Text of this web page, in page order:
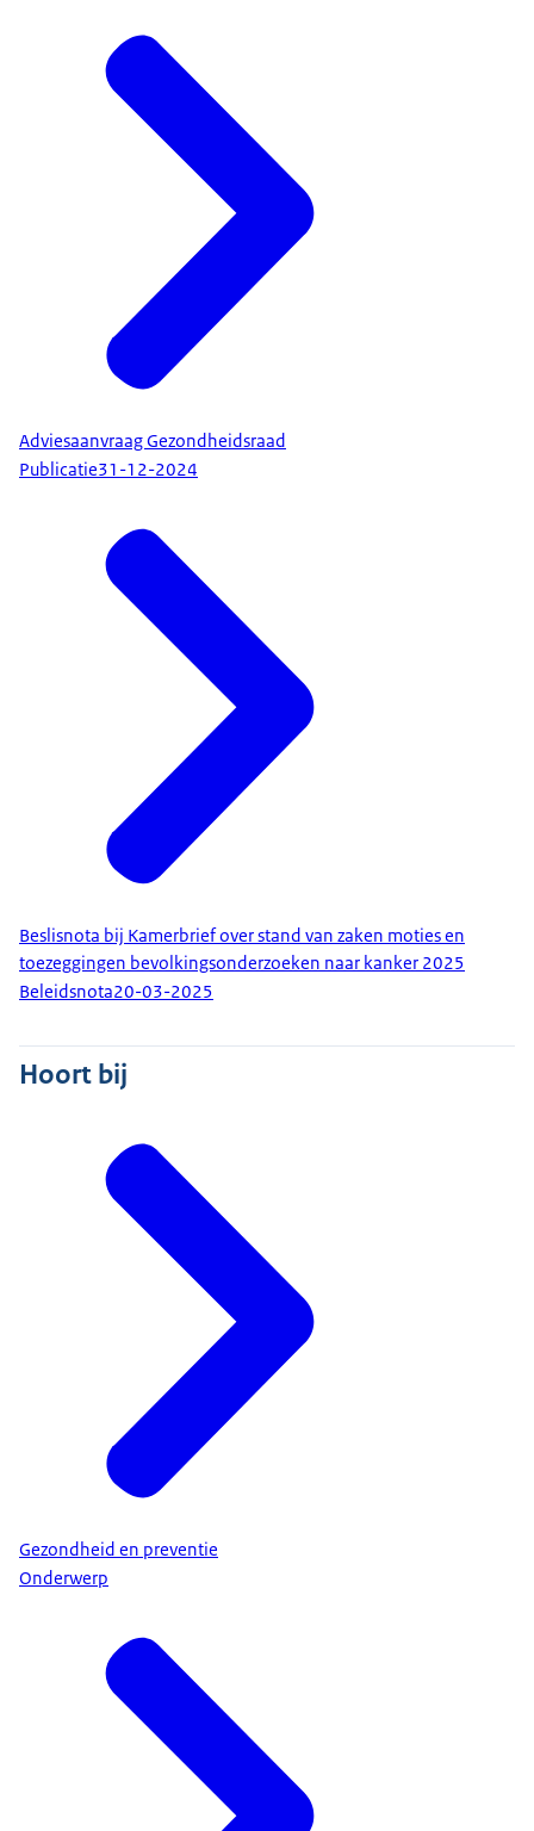
Adviesaanvraag Gezondheidsraad
Publicatie31-12-2024
Beslisnota bij Kamerbrief over stand van zaken moties en
toezeggingen bevolkingsonderzoeken naar kanker 2025
Beleidsnota20-03-2025
Hoort bij
Gezondheid en preventie
Onderwerp